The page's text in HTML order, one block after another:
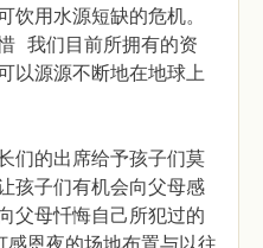
饮用水源短缺的危机。
我们目前所拥有的资
以源源不断地在地球上
们的出席给予孩子们莫
孩子们有机会向父母感
父母忏悔自己所犯过的